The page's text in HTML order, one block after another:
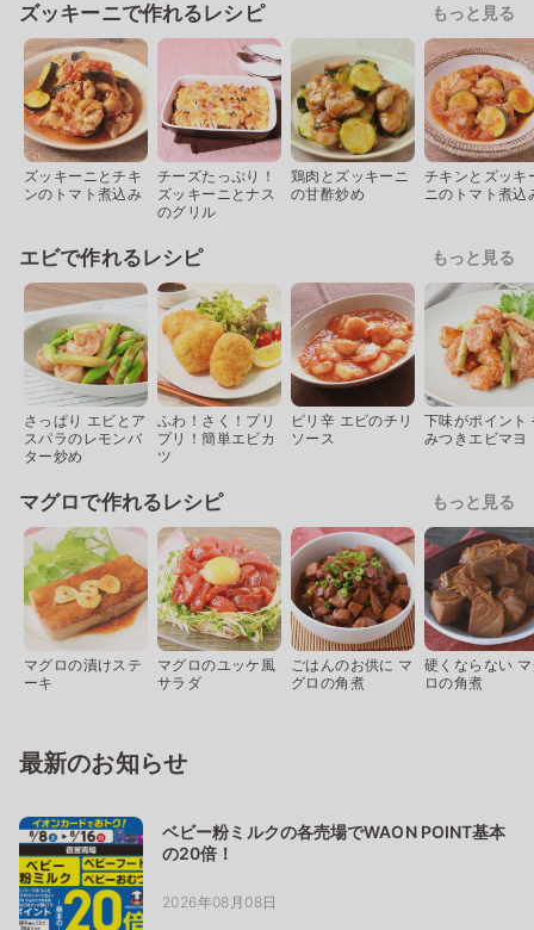
ズッキーニで作れるレシピ もっと見る
ズッキーニとチキ
ンのトマト煮込み
チーズたっぷり！
ズッキーニとナス
のグリル
鶏肉とズッキーニ
の甘酢炒め
チキンとズッキ
ニのトマト煮込
エビで作れるレシピ もっと見る
さっぱり エビとア
スパラのレモンバ
ター炒め
ふわ！さく！プリ
プリ！簡単エビカ
ツ
ピリ辛 エビのチリ
ソース
下味がポイント
みつきエビマヨ
マグロで作れるレシピ もっと見る
マグロの漬けステ
ーキ
マグロのユッケ風
サラダ
ごはんのお供に マ
グロの角煮
硬くならない
ロの角煮
最新のお知らせ
ベビー粉ミルクの各売場でWAON POINT基本
の20倍！
2026年08月08日